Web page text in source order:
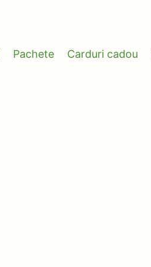
Pachete Carduri cadou